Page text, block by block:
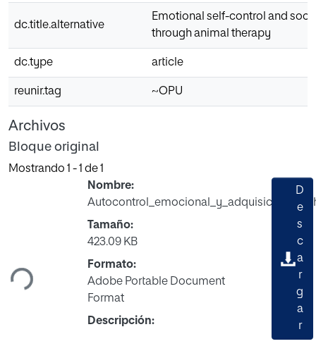
dc.title.alternative
Emotional self-control and
through animal therapy
dc.type article
reunir.tag ~OPU
Archivos
Bloque original
Mostrando 1 - 1 de 1
Cargando...
Nombre:
Tamaño:
423.09 KB
Formato:
Adobe Portable Document
Format
Descripción:
D
e
s
c
a
r
g
a
r